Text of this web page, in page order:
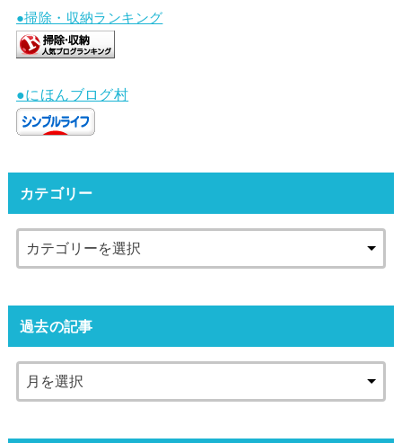
●掃除・収納ランキング
●にほんブログ村
カテゴリー
過去の記事